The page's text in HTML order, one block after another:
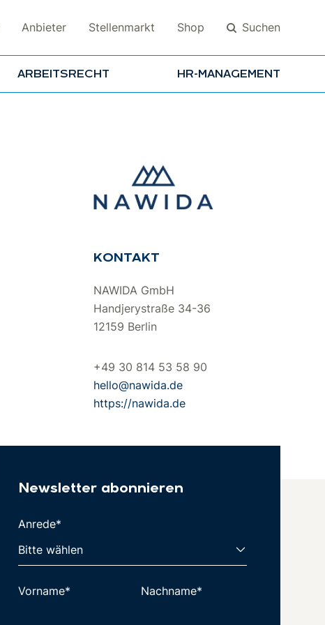
Anbieter Stellenmarkt Shop Suchen
ARBEITSRECHT HR-MANAGEMENT
KONTAKT
NAWIDA GmbH
Handjerystraße 34-36
12159 Berlin
+49 30 814 53 58 90
hello@nawida.de
https://nawida.de
Newsletter abonnieren
Anrede*
Vorname* Nachname*